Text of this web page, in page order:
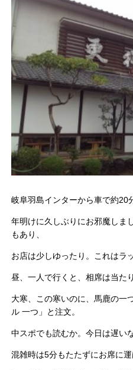
岐阜羽島インターから車で約20
年明けに久しぶりにお邪魔しま
もあり、
お店は少しゆったり。これはラ
昼、一人で行くと、相席は当た
大寒、この寒いのに、馬鹿の一
ル 一つ」と注文。
中スポでも読むか。今日は遅いな
混雑時は5分もたたずにお席に運